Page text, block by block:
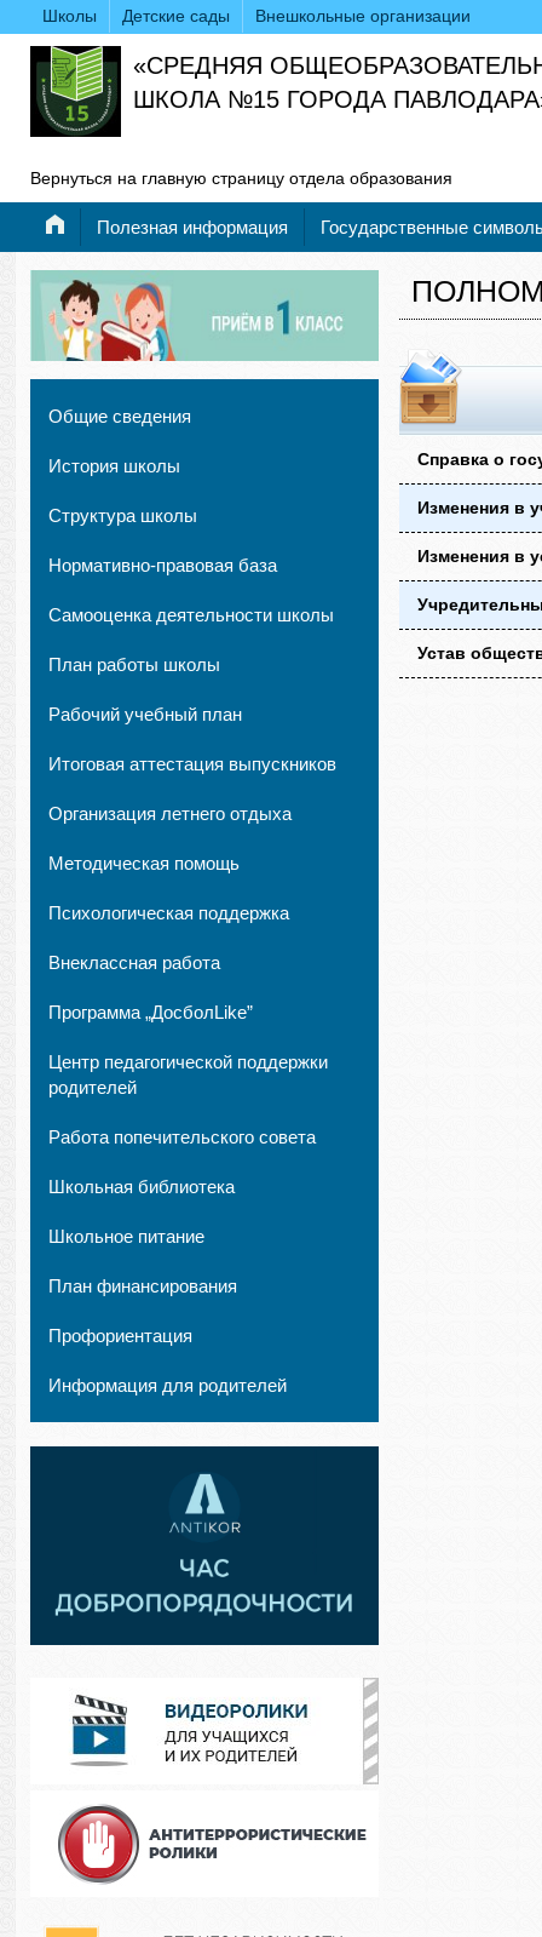
Школы Детские сады Внешкольные организации
«СРЕДНЯЯ
ШКОЛА №15 ГОРОДА
Вернуться на главную страницу отдела образования
Полезная информация Государственные
Общие сведения
История школы
Структура школы
Нормативно-правовая база
Самооценка деятельности школы
План работы школы
Рабочий учебный план
Итоговая аттестация выпускников
Организация летнего отдыха
Методическая помощь
Психологическая поддержка
Внеклассная работа
Программа „ДосболLike”
Центр педагогической поддержки
родителей
Работа попечительского совета
Школьная библиотека
Школьное питание
План финансирования
Профориентация
Информация для родителей
Справка о
Изменения в
Изменения в
Устав